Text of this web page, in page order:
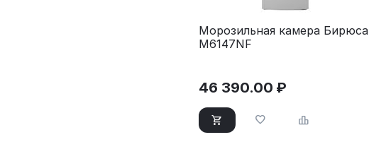
Морозильная камера Бирюса
M6147NF
46 390.00 ₽